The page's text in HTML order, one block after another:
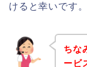
けると幸いです。
ちな
ービ